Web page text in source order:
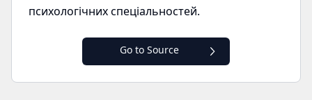
психологічних спеціальностей.
Go to Source